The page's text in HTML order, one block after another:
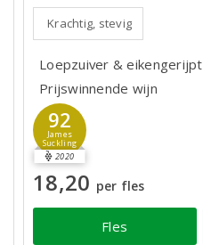
Krachtig, stevig
Loepzuiver & eikengerijpt
Prijswinnende wijn
92
James
Suckling
2020
18,20 per fles
Fles